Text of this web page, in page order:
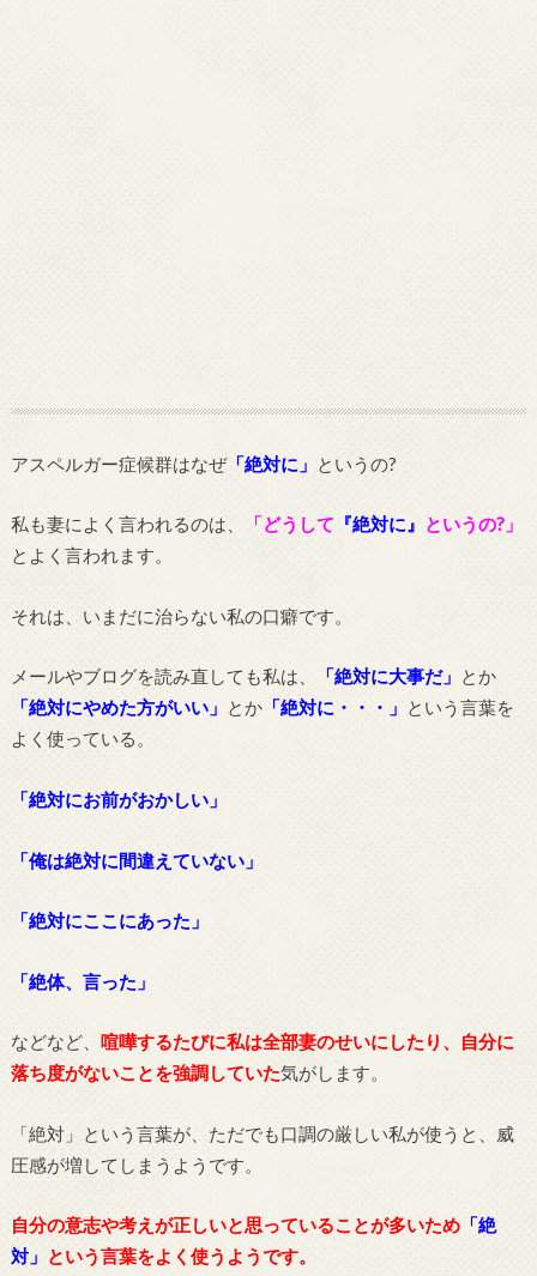
アスペルガー症候群はなぜ「絶対に」 というの?
私も妻によく言われるのは、 「どうして 『絶対に』 というの?」
とよく言われます。
それは、いまだに治らない私の口癖です。
メールやブログを読み直しても私は、 「絶対に大事だ」 とか
「絶対にやめた方がいい」 とか「絶対に・・・」 という言葉を
よく使っている。
「絶対にお前がおかしい」
「俺は絶対に間違えていない」
「絶対にここにあった」
「絶体、言った」
などなど、 喧嘩するたびに私は全部妻のせいにしたり、自分に
落ち度がないことを強調していた気がします。
「絶対」という言葉が、ただでも口調の厳しい私が使うと、威
圧感が増してしまうようです。
自分の意志や考えが正しいと思っていることが多いため「絶
対」 という言葉をよく使うようです。